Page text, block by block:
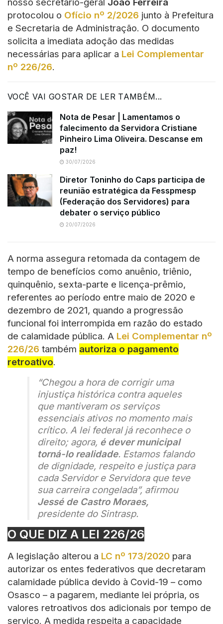
nosso secretário-geral João Ferreira
protocolou o Ofício nº 2/2026 junto à Prefeitura
e Secretaria de Administração. O documento
solicita a imediata adoção das medidas
necessárias para aplicar a Lei Complementar
nº 226/26.
VOCÊ VAI GOSTAR DE LER TAMBÉM...
Nota de Pesar | Lamentamos o
falecimento da Servidora Cristiane
Pinheiro Lima Oliveira. Descanse em
paz!
30/07/2026
Diretor Toninho do Caps participa de
reunião estratégica da Fesspmesp
(Federação dos Servidores) para
debater o serviço público
20/07/2026
A norma assegura retomada da contagem de
tempo de benefícios como anuênio, triênio,
quinquênio, sexta-parte e licença-prêmio,
referentes ao período entre maio de 2020 e
dezembro de 2021, quando a progressão
funcional foi interrompida em razão do estado
de calamidade pública. A Lei Complementar nº
226/26 também autoriza o pagamento
retroativo.
“Chegou a hora de corrigir uma
injustiça histórica contra aqueles
que mantiveram os serviços
essenciais ativos no momento mais
crítico. A lei federal já reconhece o
direito; agora, é dever municipal
torná-lo realidade. Estamos falando
de dignidade, respeito e justiça para
cada Servidor e Servidora que teve
sua carreira congelada”, afirmou
Jessé de Castro Moraes,
presidente do Sintrasp.
O QUE DIZ A LEI 226/26
A legislação alterou a LC nº 173/2020 para
autorizar os entes federativos que decretaram
calamidade pública devido à Covid-19 – como
Osasco – a pagarem, mediante lei própria, os
valores retroativos dos adicionais por tempo de
serviço. A medida respeita a capacidade